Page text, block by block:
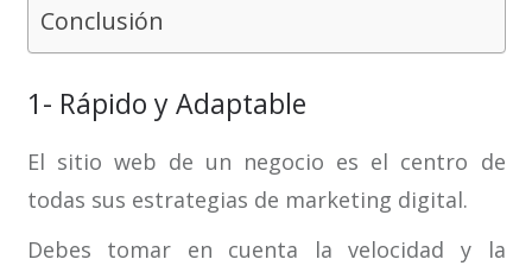
Conclusión
1- Rápido y Adaptable
El sitio web de un negocio es el centro de
todas sus estrategias de marketing digital.
Debes tomar en cuenta la velocidad y la